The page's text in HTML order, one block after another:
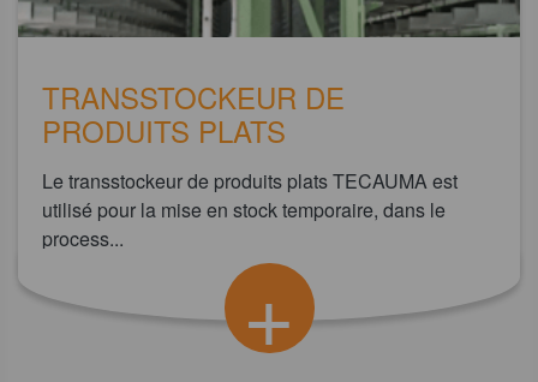
TRANSSTOCKEUR DE
PRODUITS PLATS
Le transstockeur de produits plats TECAUMA est
utilisé pour la mise en stock temporaire, dans le
process...
+